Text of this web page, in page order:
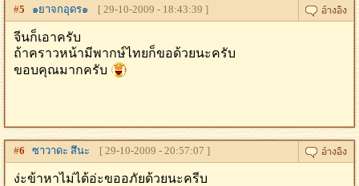
#5 ๑ยาจกอุดร๑ [ 29-10-2009 - 18:43:39 ]
จีนก็เอาครับ
ถ้าคราวหน้ามีพากษ์ไทยก็ขอด้วยนะครับ
ขอบคุณมากครับ
#6 ซาวาดะ สึนะ [ 29-10-2009 - 20:57:07 ]
ง่ะข้าหาไม่ได้อ่ะขออภัยด้วยนะครีบ